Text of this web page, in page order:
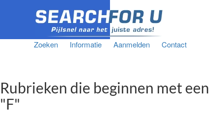
Zoeken Informatie Aanmelden Contact
Rubrieken die beginnen met een
"F"